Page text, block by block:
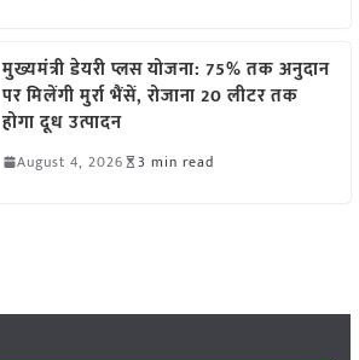
मुख्यमंत्री डेयरी प्लस योजना: 75% तक अनुदान
पर मिलेंगी मुर्रा भैंसें, रोजाना 20 लीटर तक
होगा दूध उत्पादन
August 4, 2026 3 min read